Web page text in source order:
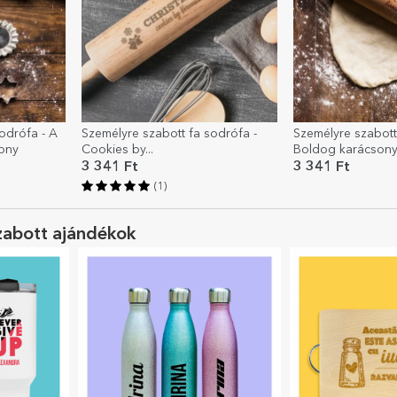
- A
Személyre szabott fa sodrófa -
Cookies by...
3 341 Ft
(1)
Személyre
Boldog
3 341 Ft
ajándékok